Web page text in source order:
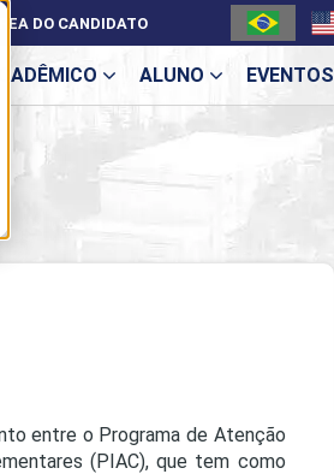
ALUNO EVENTOS
DO CANDIDATO
entre o Programa de Atenção
(PIAC), que tem como